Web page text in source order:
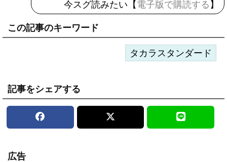
今スグ読みたい【 電子版で購読する 】
この記事のキーワード
タカラスタンダード
記事をシェアする
広告